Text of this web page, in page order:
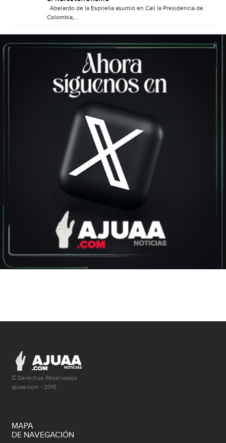
Abelardo de la Espriella asumió en Cali la Presidencia de
Colombia,...
© Derechos Reservados
ajuaa.com - 2015
MAPA
DE NAVEGACIÓN